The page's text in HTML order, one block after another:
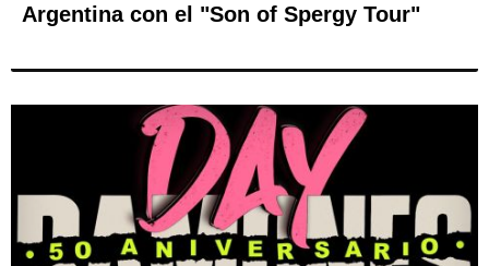
Argentina con el "Son of Spergy Tour"